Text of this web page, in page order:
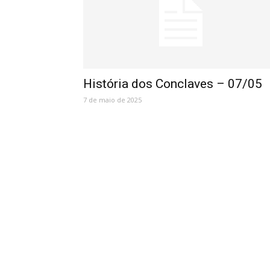
História dos Conclaves – 07/05
7 de maio de 2025